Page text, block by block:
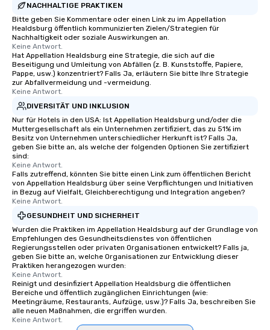
NACHHALTIGE PRAKTIKEN
Bitte geben Sie Kommentare oder einen Link zu im Appellation
Healdsburg öffentlich kommunizierten Zielen/Strategien für
Nachhaltigkeit oder soziale Auswirkungen an.
Keine Antwort.
Hat Appellation Healdsburg eine Strategie, die sich auf die
Beseitigung und Umleitung von Abfällen (z. B. Kunststoffe, Papiere,
Pappe, usw.) konzentriert? Falls Ja, erläutern Sie bitte Ihre Strategie
zur Abfallvermeidung und -vermeidung.
Keine Antwort.
DIVERSITÄT UND INKLUSION
Nur für Hotels in den USA: Ist Appellation Healdsburg und/oder die
Muttergesellschaft als ein Unternehmen zertifiziert, das zu 51% im
Besitz von Unternehmen unterschiedlicher Herkunft ist? Falls Ja,
geben Sie bitte an, als welche der folgenden Optionen Sie zertifiziert
sind:
Keine Antwort.
Falls zutreffend, könnten Sie bitte einen Link zum öffentlichen Bericht
von Appellation Healdsburg über seine Verpflichtungen und Initiativen
in Bezug auf Vielfalt, Gleichberechtigung und Integration angeben?
Keine Antwort.
GESUNDHEIT UND SICHERHEIT
Wurden die Praktiken im Appellation Healdsburg auf der Grundlage von
Empfehlungen des Gesundheitsdienstes von öffentlichen
Regierungsstellen oder privaten Organisationen entwickelt? Falls ja,
geben Sie bitte an, welche Organisationen zur Entwicklung dieser
Praktiken herangezogen wurden:
Keine Antwort.
Reinigt und desinfiziert Appellation Healdsburg die öffentlichen
Bereiche und öffentlich zugänglichen Einrichtungen (wie:
Meetingräume, Restaurants, Aufzüge, usw.)? Falls Ja, beschreiben Sie
alle neuen Maßnahmen, die ergriffen wurden.
Keine Antwort.